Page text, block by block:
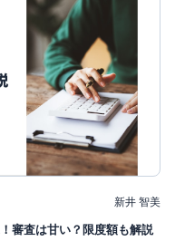
新井 智美
審査は甘い？限度額も解説